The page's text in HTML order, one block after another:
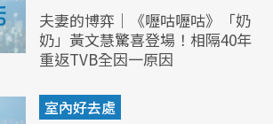
夫妻的博弈｜《嚦咕嚦咕》「奶
奶」黃文慧驚喜登場！相隔40年
重返TVB全因一原因
室內好去處